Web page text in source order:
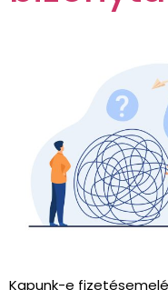
Kapunk-e